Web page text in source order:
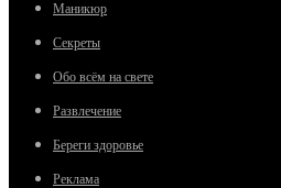
Маникюр
Секреты
Обо всём на свете
Развлечение
Береги здоровье
Реклама